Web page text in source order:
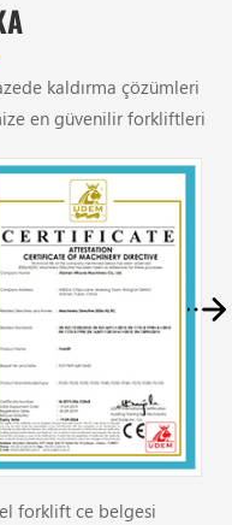
kaldırma çözümleri
en güvenilir forkliftleri
forklift ce belgesi